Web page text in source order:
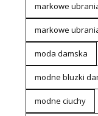
markowe
markowe
moda damska
modne bluzki
modne ciuchy